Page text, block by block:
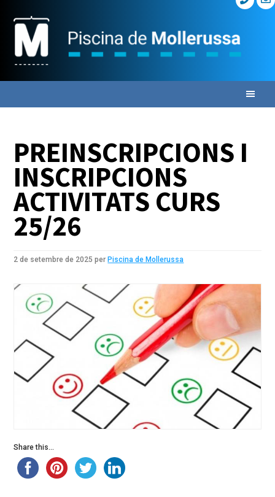
primary
navigation
content
primary
sidebar
PREINSCRIPCIONS I
INSCRIPCIONS
ACTIVITATS CURS
25/26
2 de setembre de 2025 per Piscina de Mollerussa
Share this...